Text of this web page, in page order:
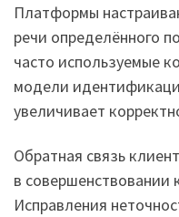
Платформы
речи определённого
часто используемые
модели
увеличивает
Обратная связь
в совершенствовании
Исправления